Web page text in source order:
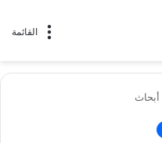
القائمة
أبحاث